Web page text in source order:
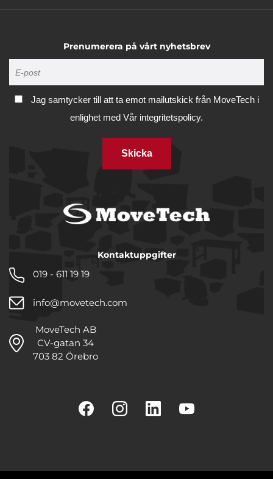
Prenumerera på vårt nyhetsbrev
Jag samtycker till att ta emot mailutskick från MoveTech i
enlighet med Vår integritetspolicy.
Skicka
Kontaktuppgifter
019 - 611 19 19
info@movetech.com
MoveTech AB
CV-gatan 34
703 82 Örebro